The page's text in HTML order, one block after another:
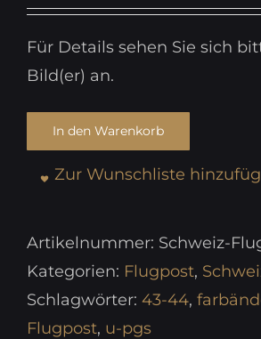
Für Details sehen Sie sich
Bild(er) an.
In den Warenkorb
Zur Wunschliste
Artikelnummer: Schweiz-
Kategorien: Flugpost,
Schlagwörter: 43-44,
Flugpost, u-pgs